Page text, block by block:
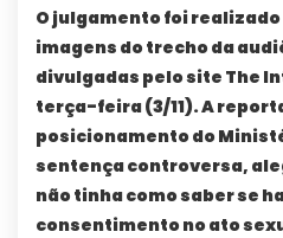
O julgamento foi
imagens do trecho da
divulgadas pelo site The
terça-feira (3/11). A
posicionamento do
sentença controversa,
não tinha como saber se
consentimento no ato